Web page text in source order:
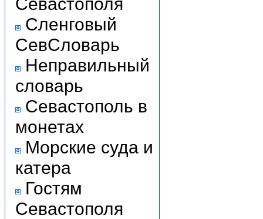
Сленговый
СевСловарь
Неправильный
словарь
Севастополь в
монетах
Морские суда и
катера
Гостям
Севастополя